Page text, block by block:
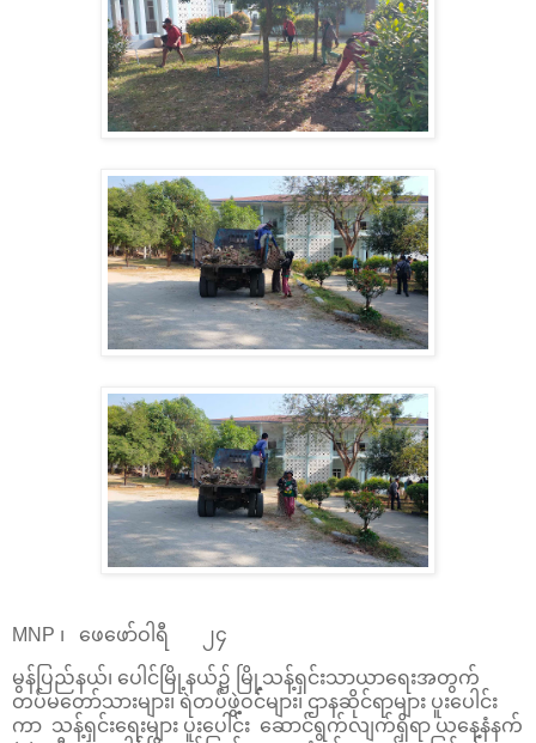
MNP ၊ ဖေဖော်ဝါရီ ၂၄
မွန်ပြည်နယ်၊ ပေါင်မြို့နယ်၌ မြို့သန့်ရှင်းသာယာရေးအတွက်
တပ်မတော်သားများ၊ ရဲတပ်ဖွဲ့ဝင်များ၊ ဌာနဆိုင်ရာများ ပူးပေါင်း
ကာ သန့်ရှင်းရေးများ ပူးပေါင်း ဆောင်ရွက်လျက်ရှိရာ ယနေ့နံနက်